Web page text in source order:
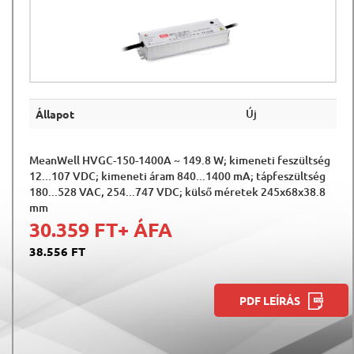
Állapot Új
MeanWell HVGC-150-1400A ~ 149.8 W; kimeneti feszültség
12...107 VDC; kimeneti áram 840...1400 mA; tápfeszültség
180...528 VAC, 254...747 VDC; külső méretek 245x68x38.8
mm
30.359 FT+ ÁFA
38.556 FT
PDF LEÍRÁS